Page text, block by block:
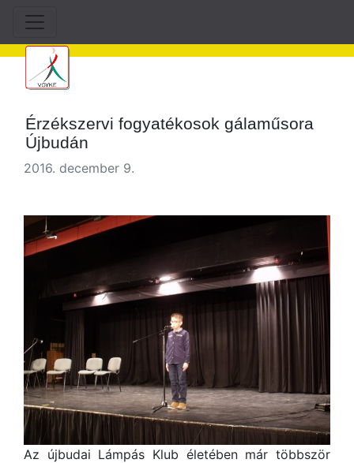
Érzékszervi fogyatékosok gálaműsora
Újbudán
2016. december 9.
Az újbudai Lámpás Klub életében már többször